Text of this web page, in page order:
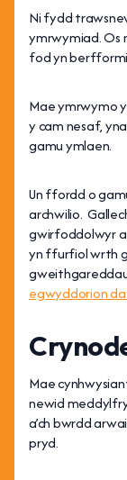
Ni fydd
ymrwymiad. Os
fod yn
Mae ymrwymo
y cam nesaf,
gamu ymlaen.
Un ffordd o
archwilio.
gwirfoddolwyr
yn ffurfiol wrth
egwyddorion
Mae
newid
a’ch bwrdd
pryd.